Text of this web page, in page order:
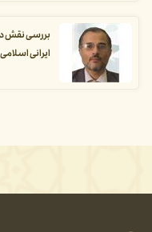
بررسی نقش
ایرانی